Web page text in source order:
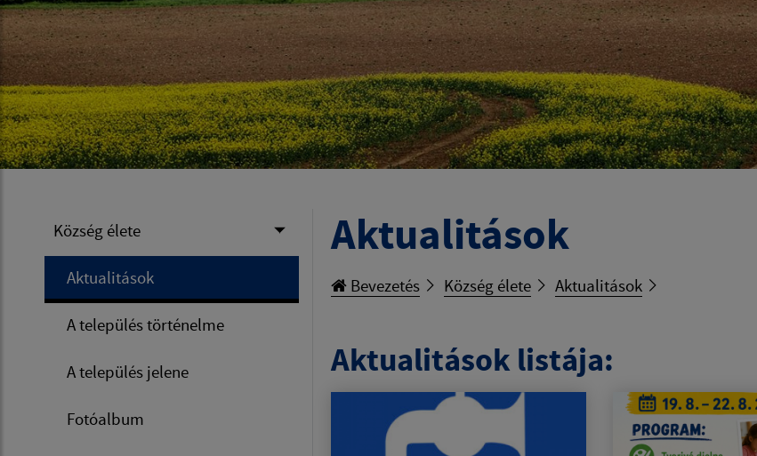
Község élete
Aktualitások
A település történelme
A település jelene
Fotóalbum
Aktualitások
Bevezetés Község élete Aktualitások
Aktualitások listája: